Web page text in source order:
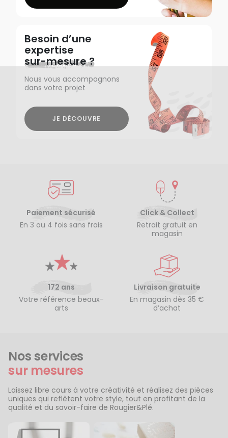
Besoin d’une
expertise
sur-mesure ?
Nous vous accompagnons
dans votre projet
JE DÉCOUVRE
Paiement sécurisé
En 3 ou 4 fois sans frais
Click & Collect
Retrait gratuit en
magasin
172 ans
Votre référence beaux-
arts
Livraison gratuite
En magasin dès 35 €
d’achat
Nos services
sur mesures
Laissez libre cours à votre créativité et réalisez des pièces
uniques qui reflètent votre style, tout en profitant de la
qualité et du savoir-faire de Rougier&Plé.